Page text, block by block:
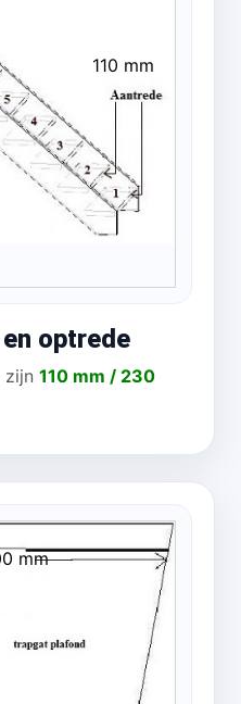
110 mm
optrede
zijn 110 mm / 230
mm